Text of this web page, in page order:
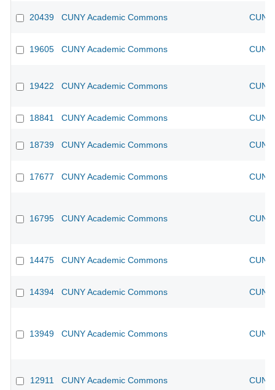
20439 CUNY Academic Commons
19605 CUNY Academic Commons
19422 CUNY Academic Commons
18841 CUNY Academic Commons
18739 CUNY Academic Commons
17677 CUNY Academic Commons
16795 CUNY Academic Commons
14475 CUNY Academic Commons
14394 CUNY Academic Commons
13949 CUNY Academic Commons
12911 CUNY Academic Commons